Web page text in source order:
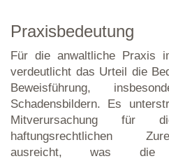
Praxisbedeutung
Für die anwaltliche Praxis
verdeutlicht das Urteil die
Beweisführung,
Schadensbildern. Es
Mitverursachung für
haftungsrechtlichen
ausreicht, was die